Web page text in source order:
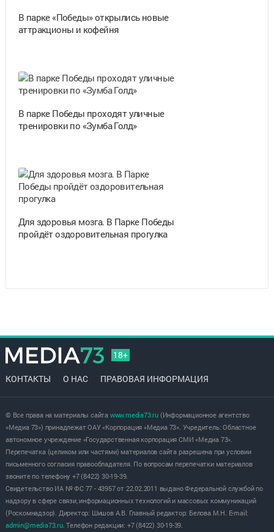
В парке «Победы» открылись новые
аттракционы и кофейня
В парке Победы проходят уличные
тренировки по «Зумба Голд»
Для здоровья мозга. В Парке Победы
пройдёт оздоровительная прогулка
18+
КОНТАКТЫ О НАС ПРАВОВАЯ ИНФОРМАЦИЯ
© Все права на материалы сайта www.media73.ru(Информационное агентство
«Медиа 73») принадлежат ОАУ «Корпорация «Медиа 73». Учредитель: Областное
автономное учреждение «Государственная корпорация СМИ «Медиа 73».
Перепечатка (целиком или частями) материалов сайта разрешена при условии
письменного согласия правообладателя. По вопросам перепечатки материалов
звоните по телефону +7 (8422) 30-19-39.
Свидетельство ИА № ФС 77 - 43957 от 22.02.2011 выдано Федеральной службой по
надзору в сфере связи, информационных технологий и массовых коммуникаций
(Роскомнадзор). Директор: Шишов А.В. Главный редактор: Белова М.Н. E-mail:
admin@media73.ru. Телефон редакции: +7 (8422) 30-19-39.